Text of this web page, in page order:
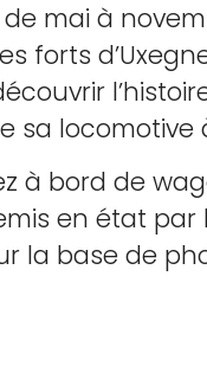
mai à
forts
sa locomotive
à bord de
en état par
la base de